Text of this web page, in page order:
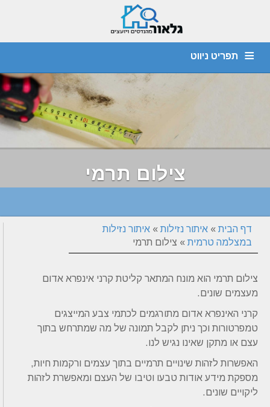
תפריט ניווט
דף הבית יועץ איטום חוות דעת הנדסית
ליקויי בניה ביקורת מבנים איתור נזילות
צילום תרמי
דף הבית » איתור נזילות » איתור נזילות
במצלמה טרמית » צילום תרמי
צילום תרמי הוא מונח המתאר קליטת קרני אינפרא אדום
מעצמים שונים.
קרני האינפרא אדום מתורגמים לכתמי צבע המייצגים
טמפרטורות וכך ניתן לקבל תמונה של מה שמתרחש בתוך
עצם או מתקן שאינו נגיש לנו.
האפשרות לזהות שינויים תרמיים בתוך עצמים ורקמות חיות,
מספקת מידע אודות טבעו וטיבו של העצם ומאפשרת לזהות
ליקויים שונים.